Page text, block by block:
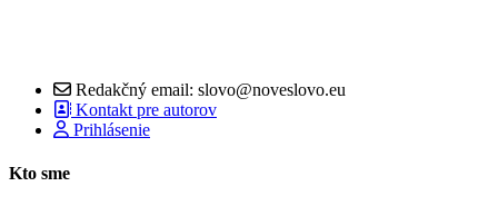
Redakčný email: slovo@noveslovo.eu
Kontakt pre autorov
Prihlásenie
Kto sme